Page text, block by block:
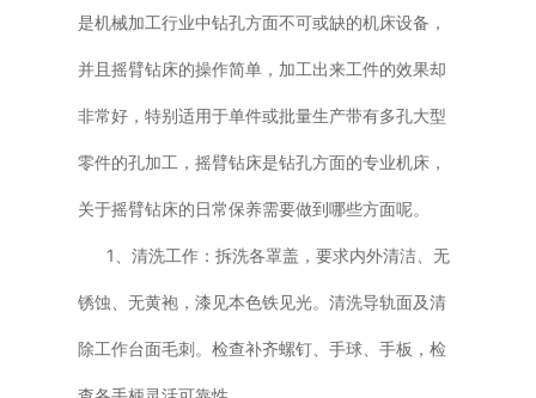
是机械加工行业中钻孔方面不可或缺的机床设备，
并且摇臂钻床的操作简单，加工出来工件的效果却
非常好，特别适用于单件或批量生产带有多孔大型
零件的孔加工，摇臂钻床是钻孔方面的专业机床，
关于摇臂钻床的日常保养需要做到哪些方面呢。
1、清洗工作：拆洗各罩盖，要求内外清洁、无
锈蚀、无黄袍，漆见本色铁见光。清洗导轨面及清
除工作台面毛刺。检查补齐螺钉、手球、手板，检